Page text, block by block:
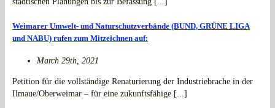
Weimarer Umwelt- und Naturschutzverbände (BUND, GRÜNE LIGA
und NABU) rufen zum Mitzeichnen auf:
March 29th, 2021
Petition für die vollständige Renaturierung der Industriebrache in der
Ilmaue/Oberweimar – für eine zukunftsfähige [...]